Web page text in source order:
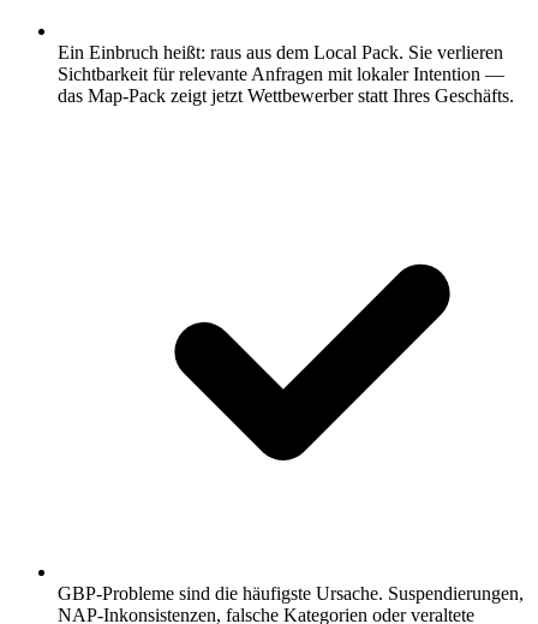
Ein Einbruch heißt: raus aus dem Local Pack. Sie verlieren
Sichtbarkeit für relevante Anfragen mit lokaler Intention —
das Map-Pack zeigt jetzt Wettbewerber statt Ihres Geschäfts.
GBP-Probleme sind die häufigste Ursache. Suspendierungen,
NAP-Inkonsistenzen, falsche Kategorien oder veraltete